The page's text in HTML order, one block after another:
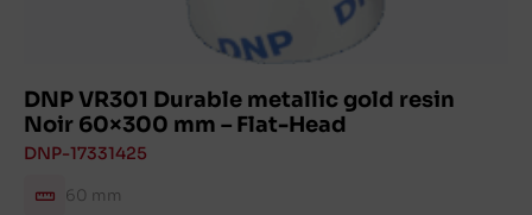
DNP VR301 Durable metallic gold resin
Noir 60×300 mm – Flat-Head
DNP-17331425
60 mm